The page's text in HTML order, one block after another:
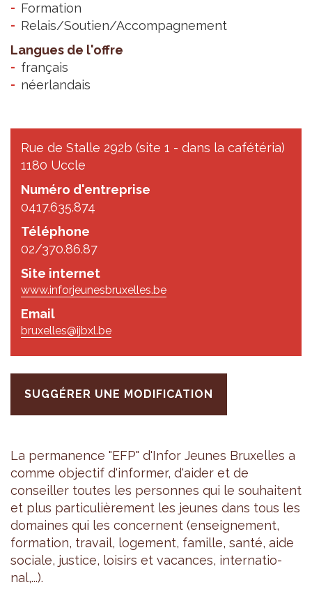
Formation
Relais/Soutien/Accompagnement
Langues de l'offre
français
néerlandais
Rue de Stalle 292b (site 1 - dans la cafétéria)
1180 Uccle
Numéro d'entreprise
0417.635.874
Téléphone
02/370.86.87
Site internet
www.inforjeunesbruxelles.be
Email
bruxelles@ijbxl.be
SUGGÉRER UNE MODIFICATION
La per­ma­nence "EFP" d'In­for Jeunes Bruxelles a
comme objec­tif d'in­for­mer, d'ai­der et de
conseiller toutes les per­sonnes qui le sou­haitent
et plus par­ti­cu­liè­re­ment les jeunes dans tous les
domaines qui les concernent (ensei­gne­ment,
for­ma­tion, tra­vail, loge­ment, famille, santé, aide
sociale, jus­tice, loi­sirs et vacances, inter­na­tio­
nal,...).